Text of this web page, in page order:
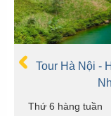
Tour Hà Nội -
Thứ 6 hàng tuần